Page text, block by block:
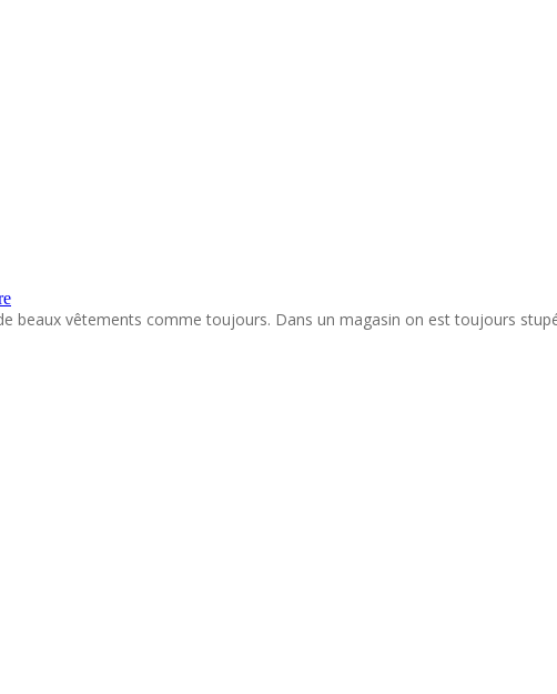
beaux vêtements comme toujours. Dans un magasin on est toujours